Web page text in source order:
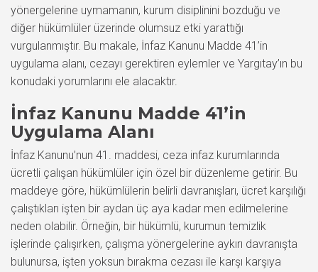
yönergelerine uymamanın, kurum disiplinini bozduğu ve
diğer hükümlüler üzerinde olumsuz etki yarattığı
vurgulanmıştır. Bu makale, İnfaz Kanunu Madde 41’in
uygulama alanı, cezayı gerektiren eylemler ve Yargıtay’ın bu
konudaki yorumlarını ele alacaktır.
İnfaz Kanunu Madde 41’in
Uygulama Alanı
İnfaz Kanunu’nun 41. maddesi, ceza infaz kurumlarında
ücretli çalışan hükümlüler için özel bir düzenleme getirir. Bu
maddeye göre, hükümlülerin belirli davranışları, ücret karşılığı
çalıştıkları işten bir aydan üç aya kadar men edilmelerine
neden olabilir. Örneğin, bir hükümlü, kurumun temizlik
işlerinde çalışırken, çalışma yönergelerine aykırı davranışta
bulunursa, işten yoksun bırakma cezası ile karşı karşıya